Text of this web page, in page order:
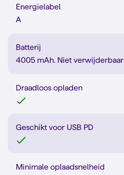
Energielabel
A
Batterij
4005 mAh. Niet verwijderbaar
Draadloos opladen
Geschikt voor USB PD
Minimale oplaadsnelheid